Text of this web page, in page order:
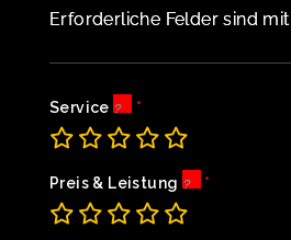
Erforderliche Felder sind mit
Service
Preis & Leistung